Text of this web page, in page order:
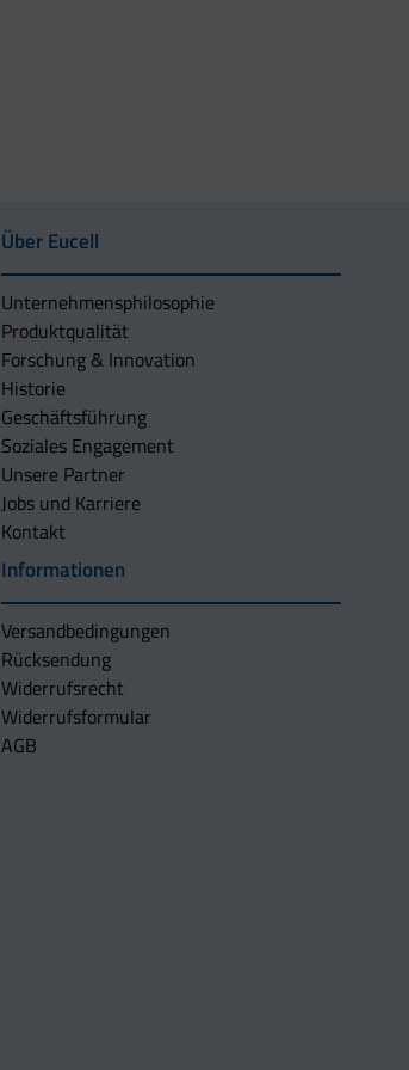
Über Eucell
Unternehmens­philosophie
Produktqualität
Forschung & Innovation
Historie
Geschäftsführung
Soziales Engagement
Unsere Partner
Jobs und Karriere
Kontakt
Informationen
Versandbedingungen
Rücksendung
Widerrufsrecht
Widerrufsformular
AGB